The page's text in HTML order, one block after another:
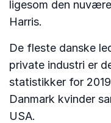
ligesom den
Harris.
De fleste danske
private industri er
statistikker for
Danmark kvinder
USA.